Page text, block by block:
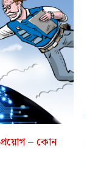
প্রয়োগ – কোন